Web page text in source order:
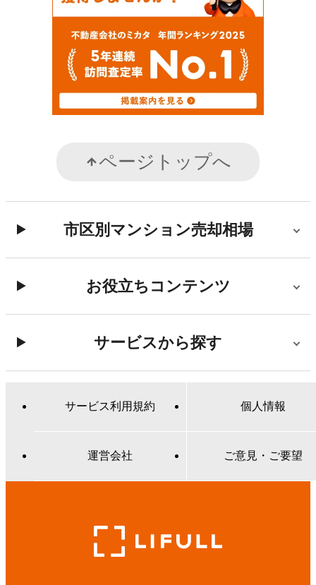
ページトップへ
市区別マンション売却相場
お役立ちコンテンツ
サービスから探す
サービス利用規約 個人情報
運営会社 ご意見・ご要望